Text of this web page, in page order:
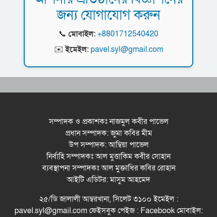
আগামী ৫ দিন বৃষ্টির আভাস
সিলেটে সড়ক দু*র্ঘ*ট*নায় প্রাণ গেল যুবকের
নর্থ ইস্ট ইউনিভার্সিটিতে রচনা ও আবৃত্তি
সিকৃবি’তে জুলাই গণ-অভ্যুত্থান দিবস উপলক্ষে
উদ্বোধন করলেন মন্ত্রী মুক্তাদির
বড়লেখায় জুলাই শহীদদের স্মরণে সহকারী শিক্ষক
সমিতির মাসব্যাপী বৃক্ষরোপণ কর্মসূচির উদ্বোধন
মেট্রোপলিটন ইউনিভার্সিটিতে “পারস্য কবিতা ও বাংলা
কবিতা: যোগাযোগ ও সম্ভাবনা” শীর্ষক সেমিনার
সিলেটের জোড়া ব্রিজের পাশ থেকে আ ট ক ফরহাদ-
বাদশা
জন্য যোগাযোগ করুন
📞 মোবাইল:+8801712540420
✉️ইমেইল: pavel.syl@gmail.com
সম্পাদক ও প্রকাশকঃ নাজমুল কবীর পাভেল
প্রধান সম্পাদক: জুমা কবির মীম
উপ সম্পাদক: আম্বিয়া পাভেল
নির্বাহি সম্পাদকঃ আল মুত্তাকিম কবীর সোহান
ব্যবস্থাপনা সম্পাদকঃ আল মুক্তাধির কবির রোহান
আইটি এডিটর: মাসুম আহমেদ
২৫/ডি জালালী আম্বরখানা, সিলেট ৩১০০ ইমেইল :
pavel.syl@gmail.com ফেইসবুক পেইজ : Facebook মোবাইল: